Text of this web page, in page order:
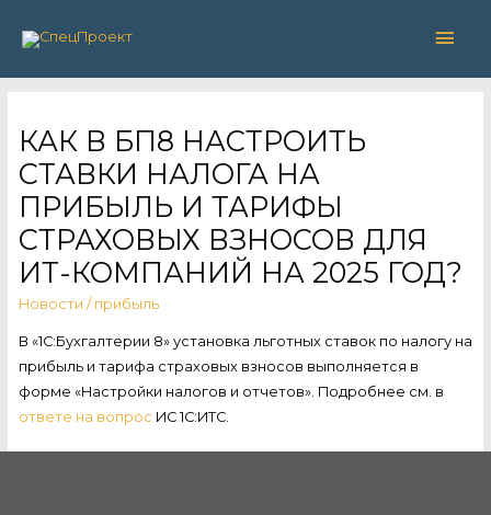
КАК В БП8 НАСТРОИТЬ
СТАВКИ НАЛОГА НА
ПРИБЫЛЬ И ТАРИФЫ
СТРАХОВЫХ ВЗНОСОВ ДЛЯ
ИТ-КОМПАНИЙ НА 2025 ГОД?
Новости / прибыль
В «1С:Бухгалтерии 8» установка льготных ставок по налогу на
прибыль и тарифа страховых взносов выполняется в
форме «Настройки налогов и отчетов». Подробнее см. в
ответе на вопрос ИС 1С:ИТС.